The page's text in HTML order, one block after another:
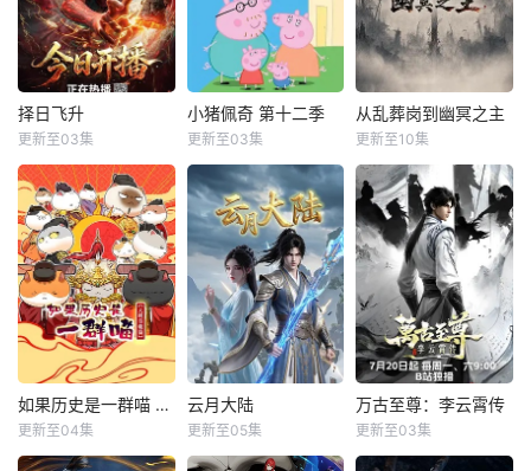
择日飞升
乱世之下，妖
祟横生，奸佞当
道。又值幽界入
侵，人、幽两界势
力荼毒人间，捕蛇
者许应因看不惯为
幽界卖命的草头神
择日飞升
更新至03集
小猪佩奇 第十二季
理查德·赖丁斯
当佩奇从家中备受
呵护的 ;小妹妹 ;一
跃成为肩负责任的 ;
大姐姐 ;，而乔治从
集万千宠爱于一身
的 ;小弟弟 ;转变为
需中间的孩子时，
他们的世界发生了
微妙
小猪佩奇 第十二季
更新至03集
从乱葬岗到幽冥之主
小卒萧陌为爱
和军功奋斗三年，
却被恋人柳莺儿与
将军之子赵昊联手
背叛，残忍杀害后
抛尸乱葬岗。濒死
之际，他唤醒
从乱葬岗到幽冥之主
更新至10集
如果历史是一群喵 大明皇朝篇 如果历史是一群喵 大明皇朝篇
更新至04集
云月大陆
云月大陆
更新至05集
万古至尊：李云霄传
万古至尊：李云霄传
更新至03集